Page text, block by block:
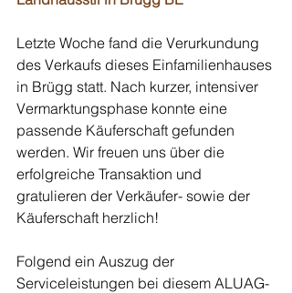
Letzte Woche fand die Verurkundung
des Verkaufs dieses Einfamilienhauses
in Brügg statt. Nach kurzer, intensiver
Vermarktungsphase konnte eine
passende Käuferschaft gefunden
werden. Wir freuen uns über die
erfolgreiche Transaktion und
gratulieren der Verkäufer- sowie der
Käuferschaft herzlich!
Folgend ein Auszug der
Serviceleistungen bei diesem ALUAG-